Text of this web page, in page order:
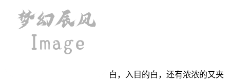
白，入目的白，还有浓浓的又夹